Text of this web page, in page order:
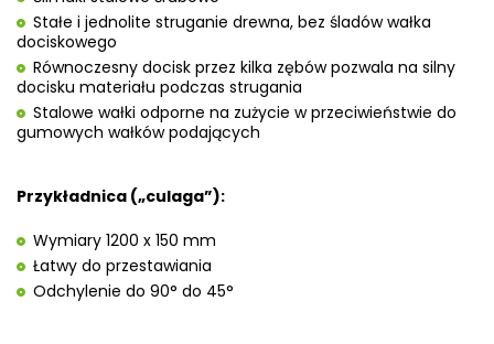
Stałe i jednolite struganie drewna, bez śladów wałka
dociskowego
Równoczesny docisk przez kilka zębów pozwala na silny
docisku materiału podczas strugania
Stalowe wałki odporne na zużycie w przeciwieństwie do
gumowych wałków podających
Przykładnica („culaga”):
Wymiary 1200 x 150 mm
Łatwy do przestawiania
Odchylenie do 90° do 45°